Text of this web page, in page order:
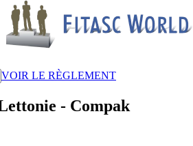
VOIR LE RÈGLEMENT
- Compak